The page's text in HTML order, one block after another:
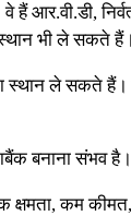
आर.वी.डी,
स्थान भी ले सकते हैं।
ले सकते हैं।
बनाना संभव
कम